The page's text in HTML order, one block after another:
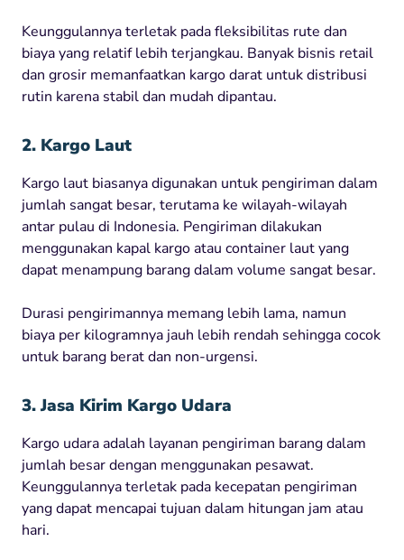
Keunggulannya terletak pada fleksibilitas rute dan
biaya yang relatif lebih terjangkau. Banyak bisnis retail
dan grosir memanfaatkan kargo darat untuk distribusi
rutin karena stabil dan mudah dipantau.
2. Kargo Laut
Kargo laut biasanya digunakan untuk pengiriman dalam
jumlah sangat besar, terutama ke wilayah-wilayah
antar pulau di Indonesia. Pengiriman dilakukan
menggunakan kapal kargo atau container laut yang
dapat menampung barang dalam volume sangat besar.
Durasi pengirimannya memang lebih lama, namun
biaya per kilogramnya jauh lebih rendah sehingga cocok
untuk barang berat dan non-urgensi.
3. Jasa Kirim Kargo Udara
Kargo udara adalah layanan pengiriman barang dalam
jumlah besar dengan menggunakan pesawat.
Keunggulannya terletak pada kecepatan pengiriman
yang dapat mencapai tujuan dalam hitungan jam atau
hari.